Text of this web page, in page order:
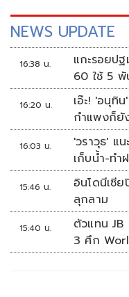
NEWS UPDATE
16:38 น.
แกะรอยป
60 ใช้ 5 พั
16:20 น.
เอ๊ะ! 'อนุทิ
กำแพงก็ยั
หัวอีก
16:03 น.
'วราวุธ' แ
เก็บน้ำ-ท
15:46 น.
อินโดนีเซี
ลุกลาม
15:40 น.
ตัวแทน
3 ศึก
ที่สิงคโปร์